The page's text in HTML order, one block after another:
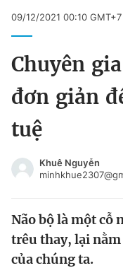
Chuyên mục
Chào ngày mới
Video
Đổi mật khẩu
Tin đã lưu
Tin đã xem
Đăng xuất
09/12/2021 00:10 GMT+7
Chuyên
đơn giản
tuệ
Khuê Nguyễn
Não bộ là một cỗ
trêu thay, lại
của chúng ta.